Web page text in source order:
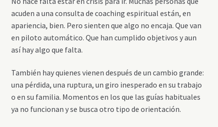
acuden a una consulta de coaching espiritual están, en
apariencia, bien. Pero sienten que algo no encaja. Que van
en piloto automático. Que han cumplido objetivos y aun
así hay algo que falta.
También hay quienes vienen después de un cambio grande:
una pérdida, una ruptura, un giro inesperado en su trabajo
o en su familia. Momentos en los que las guías habituales
ya no funcionan y se busca otro tipo de orientación.